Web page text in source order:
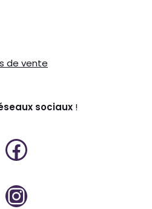
de vente
sociaux !